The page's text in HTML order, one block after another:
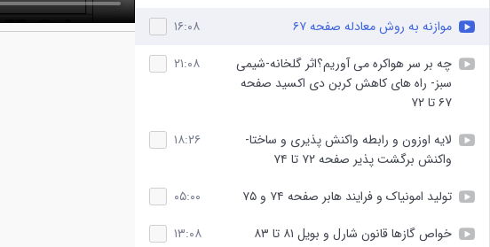
موازنه به روش معادله صفحه ۶۷
۱۶:۰۸
چه بر سر هواکره می آوریم؟اثر گلخانه-شیمی
سبز- راه های کاهش کربن دی اکسید صفحه
۶۷ تا ۷۲
۲۱:۰۸
لایه اوزون و رابطه واکنش پذیری و ساختا-
واکنش برگشت پذیر صفحه ۷۲ تا ۷۴
۱۸:۲۶
تولید امونیاک و فرایند هابر صفحه ۷۴ و ۷۵
۰۵:۰۰
خواص گازها قانون شارل و بویل ۸۱ تا ۸۳
۱۳:۰۸